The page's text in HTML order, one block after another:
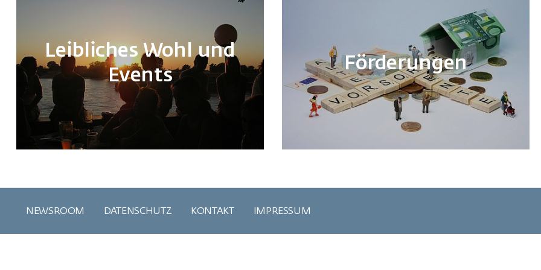
Leibliches Wohl und
Events
Förderungen
NEWSROOM DATENSCHUTZ KONTAKT IMPRESSUM